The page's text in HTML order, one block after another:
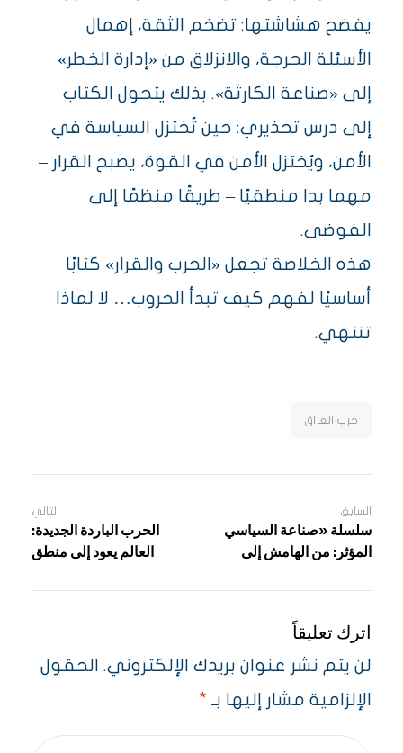
يفضح هشاشتها: تضخم الثقة، إهمال
الأسئلة الحرجة، والانزلاق من «إدارة الخطر»
إلى «صناعة الكارثة». بذلك يتحول الكتاب
إلى درس تحذيري: حين تُختزل السياسة في
الأمن، ويُختزل الأمن في القوة، يصبح القرار –
مهما بدا منطقيًا – طريقًا منظمًا إلى
الفوضى.
هذه الخلاصة تجعل «الحرب والقرار» كتابًا
أساسيًا لفهم كيف تبدأ الحروب… لا لماذا
تنتهي.
حرب العراق
السابق
سلسلة «صناعة السياسي
المؤثر: من الهامش إلى
التالي
الحرب الباردة الجديدة:
العالم يعود إلى منطق
اترك تعليقاً
لن يتم نشر عنوان بريدك الإلكتروني. الحقول
الإلزامية مشار إليها بـ *